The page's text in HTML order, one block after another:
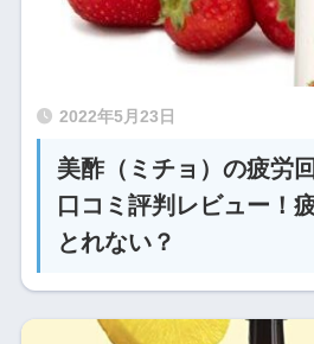
2022年5月23日
美酢（ミチョ）の疲労
口コミ評判レビュー！
とれない？